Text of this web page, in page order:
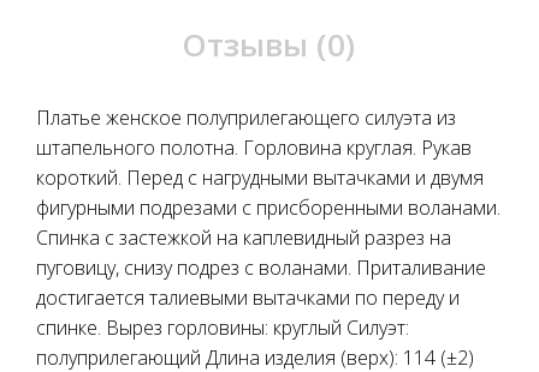
Отзывы (0)
Платье женское полуприлегающего силуэта из
штапельного полотна. Горловина круглая. Рукав
короткий. Перед с нагрудными вытачками и двумя
фигурными подрезами с присборенными воланами.
Спинка с застежкой на каплевидный разрез на
пуговицу, снизу подрез с воланами. Приталивание
достигается талиевыми вытачками по переду и
спинке. Вырез горловины: круглый Силуэт:
полуприлегающий Длина изделия (верх): 114 (±2)